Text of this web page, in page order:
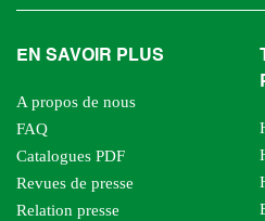
EN SAVOIR PLUS
A propos de nous
FAQ
Catalogues PDF
Revues de presse
Relation presse